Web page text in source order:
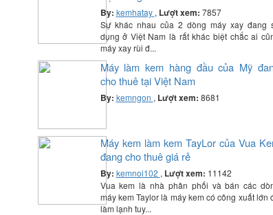
By: kemhatay , Lượt xem: 7857
Sự khác nhau của 2 dòng máy xay đang
dụng ở Việt Nam là rất khác biệt chắc ai
máy xay rùi đ...
Máy làm kem hàng đầu của Mỹ
cho thuê tại Việt Nam
By: kemngon , Lượt xem: 8681
Máy kem làm kem TayLor của Vua
đang cho thuê giá rẻ
By: kemnoi102 , Lượt xem: 11142
Vua kem là nhà phân phối và bán các
máy kem Taylor là máy kem có công xuất lớn
làm lạnh tuy...